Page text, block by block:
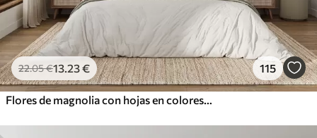
22.05€13 .23€ 115